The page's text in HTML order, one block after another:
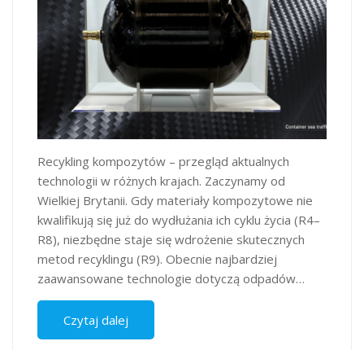
Recykling kompozytów – przegląd aktualnych
technologii w różnych krajach. Zaczynamy od
Wielkiej Brytanii. Gdy materiały kompozytowe nie
kwalifikują się już do wydłużania ich cyklu życia (R4–
R8), niezbędne staje się wdrożenie skutecznych
metod recyklingu (R9). Obecnie najbardziej
zaawansowane technologie dotyczą odpadów…
Czytaj dalej